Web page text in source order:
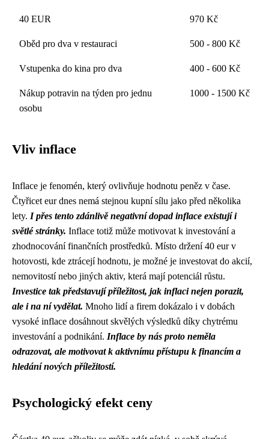
40 EUR 970 Kč
Oběd pro dva v restauraci 500 - 800 Kč
Vstupenka do kina pro dva 400 - 600 Kč
Nákup potravin na týden pro jednu
osobu
1000 - 1500 Kč
Vliv inflace
Inflace je fenomén, který ovlivňuje hodnotu peněz v čase.
Čtyřicet eur dnes nemá stejnou kupní sílu jako před několika
lety. I přes tento zdánlivě negativní dopad inflace existují i ​​
světlé stránky. Inflace totiž může motivovat k investování a
zhodnocování finančních prostředků. Místo držení 40 eur v
hotovosti, kde ztrácejí hodnotu, je možné je investovat do akcií,
nemovitostí nebo jiných aktiv, která mají potenciál růstu.
Investice tak představují příležitost, jak inflaci nejen porazit,
ale i na ní vydělat. Mnoho lidí a firem dokázalo i v dobách
vysoké inflace dosáhnout skvělých výsledků díky chytrému
investování a podnikání. Inflace by nás proto neměla
odrazovat, ale motivovat k aktivnímu přístupu k financím a
hledání nových příležitostí.
Psychologický efekt ceny